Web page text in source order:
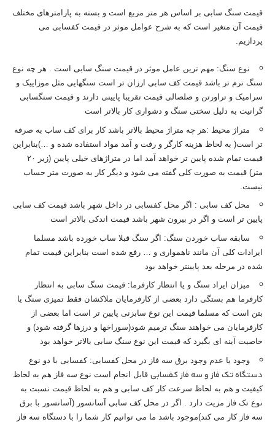
قیمت سنگ سابی بر اساس هر متر مربع است و بسته به پارامترهای مختلف
قیمت آن متغیر است که به شرح عوامل موثر در قیمت کفسابی می
پردازیم.
نوع سنگ: مهم ترین عامل موثر در قیمت سنگ سابی است . هر چه نوع
سنگ نرم تر باشد قیمت کف سابی ارزان تر است سنگهایی مثل موزاییک و
سرامیک و تراورتن و صلصالی قیمت تقریبا پایینی دارند و قیمت سنگسابی
گرانیت به دلیل سختی سنگ و دشواری کار بالاتر است
متراژ محیط :هر چه متراژ محیط بالاتر باشد کار برای کف ساب به صرفه
تر است( به لحاظ هزینه کارگر و رفت و آمد مواد استفاده شده و …)بنابراین
قیمت تمام شده پایین تر خواهد آمد اما در متراژهای خیلی پایین (زیر ۲۰
متر) قیمت به صورت کلی گفته می شود و دیگر کار به صورت متر حساب
نیست.
محل کف سابی : اگر محل کفسابی در داخل شهر باشد قیمت کف سابی
پایین تر است و اگر در بیرون شهر باشد قیمت اندکی بالاتر است
سابقه ساب خوردن سنگ: اگر سنگ قبلا ساب خورده باشد مسلما
ایرادات کلی آن مانند ناهمواری و … رفع شده است بنابراین قیمت تمام
شده در مرحله بعد پایینتر خواهد بود
میزان ایراد سنگ و یا انتظار کارفرما: قیمت سنگ سابی به انتظار
کارفرما هم بستگی دارد بعضی از کارفرمایان ملاکشان فقط تمیزی سنگ یا
بتن است که مسلما قیمت این نوع سابزنی پایین تر است اما بعضی از
کارفرمایان می خواهند سنگ ترمیم شود(سوراخها و درزها گرفته شود) و
خاصیت آینه ای بگیرد که قیمت این نوع سنگ سابی بالاتر خواهد بود
وجود یا عدم وجود برق سه فاز در محل کفسابی: کفسابی با دو نوع
دستگاه تک فاز و سه فاز کفسابی قابل انجام است نوع سه فاز هم به لحاظ
کیفیت و هم به لحاظ سرعت کار کف سابی و هم به لحاظ قیمت نسبت به
نوع تک فاز مزیت دارد . اگر در محل کف سابی آسانسور (آسانسور با برق
سه فاز کار می کند)موجود باشد ما می توانیم کار شما را با دستگاه سه فاز